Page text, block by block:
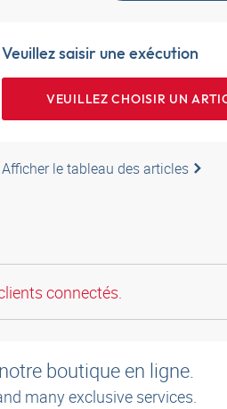
Veuillez saisir une exécution
VEUILLEZ CHOISIR UN
Afficher le tableau des articles
connectés.
boutique en ligne.
many exclusive services.